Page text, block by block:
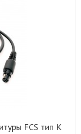
FCS тип K